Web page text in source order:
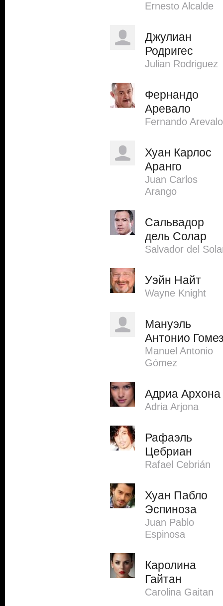
Ernesto Alcalde
Джулиан
Родригес
Julian Rodriguez
Фернандо
Аревало
Fernando Arevalo
Хуан Карлос
Аранго
Juan Carlos
Arango
Сальвадор
дель Солар
Salvador del
Уэйн Найт
Wayne Knight
Мануэль
Антонио
Manuel Antonio
Gómez
Адриа Архона
Adria Arjona
Рафаэль
Цебриан
Rafael Cebrián
Хуан Пабло
Эспиноза
Juan Pablo
Espinosa
Каролина
Гайтан
Carolina Gaitan